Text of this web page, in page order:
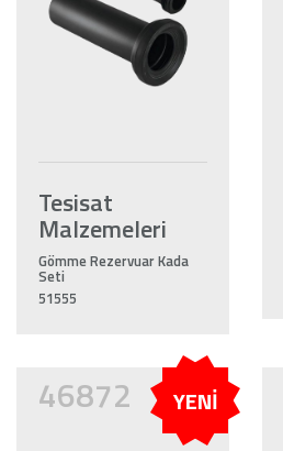
Tesisat
Malzemeleri
Gömme Rezervuar Kada
Seti
51555
46872 YENİ